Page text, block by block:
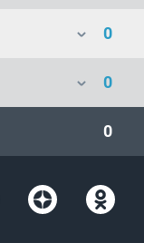
0
0
0